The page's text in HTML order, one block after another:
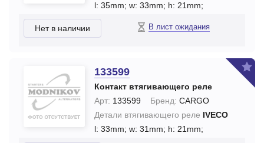
l: 35mm; w: 33mm; h: 21mm;
Нет в наличии В лист ожидания
133599
Контакт втягивающего реле
Арт: 133599 Бренд: CARGO
Детали втягивающего реле IVECO
l: 33mm; w: 31mm; h: 21mm;